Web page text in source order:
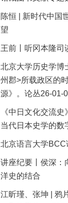
陈恒 | 新时代中国
望
王前丨听冈本隆司
北京大学历史学博
州郡>所载政区的
源》。论丛26-01-
《中日文化交流
当代日本史学的数
北京语言大学
讲座纪要丨侯深：
洋史的结合
江昕瑾、张坤 | 鸦